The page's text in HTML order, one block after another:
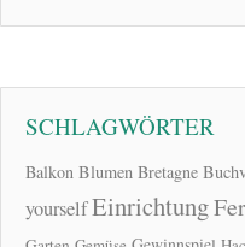
SCHLAGWÖRTER
Balkon Blumen Bretagne
yourselfEinrichtung